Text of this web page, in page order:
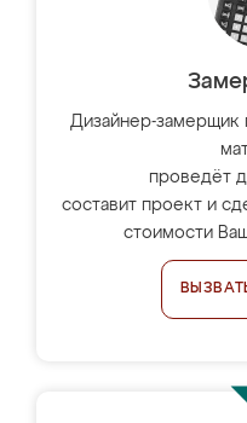
Дизайнер-замерщик
проведёт
составит проект и
стоимости